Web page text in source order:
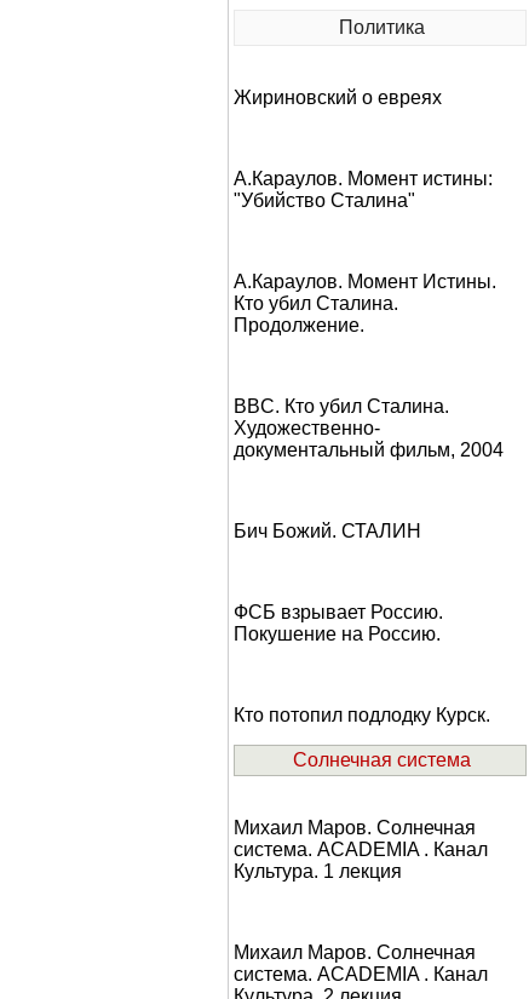
Политика
Жириновский о евреях
А.Караулов. Момент истины:
"Убийство Сталина"
А.Караулов. Момент Истины.
Кто убил Сталина.
Продолжение.
BBC. Кто убил Сталина.
Художественно-
документальный фильм, 2004
Бич Божий. СТАЛИН
ФСБ взрывает Россию.
Покушение на Россию.
Кто потопил подлодку Курск.
Солнечная система
Михаил Маров. Солнечная
система. ACADEMIA . Канал
Культура. 1 лекция
Михаил Маров. Солнечная
система. ACADEMIA . Канал